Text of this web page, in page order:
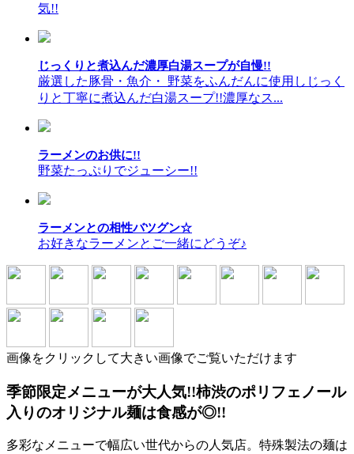
気!!
じっくりと煮込んだ濃厚白湯スープが自慢!!
厳選した豚骨・魚介・ 野菜をふんだんに使用しじっく
りと丁寧に煮込んだ白湯スープ!!濃厚なス...
ラーメンのお供に!!
野菜たっぷりでジューシー!!
ラーメンとの相性バツグン☆
お好きなラーメンとご一緒にどうぞ♪
画像をクリックして大きい画像でご覧いただけます
季節限定メニューが大人気!!柿渋のポリフェノール
入りのオリジナル麺は食感が◎!!
多彩なメニューで幅広い世代からの人気店。特殊製法の麺は